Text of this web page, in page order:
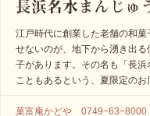
江戸時代に創業した老舗の和
せないのが、地下から湧き出
子があります。その名も「長
こともあるという、夏限定のお
菓富庵かどや 0749−63−8000